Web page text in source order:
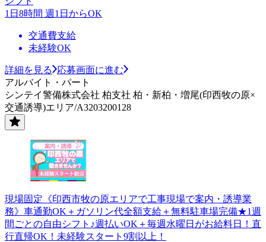
1日8時間 週1日からOK
交通費支給
未経験OK
詳細を見る
応募画面に進む
アルバイト・パート
シンテイ警備株式会社 柏支社 柏・新柏・増尾(印西牧の原×
交通誘導)エリア/A3203200128
現場固定《印西市牧の原エリアで工事現場で案内・誘導業
務》車通勤OK＋ガソリン代全額支給＋無料駐車場完備★1週
間ごとの自由シフト♪週払いOK＋毎週水曜日がお給料日！直
行直帰OK！未経験スタート9割以上！